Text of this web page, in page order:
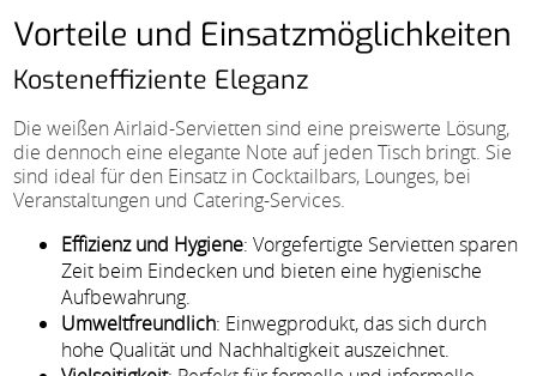
Vorteile und Einsatzmöglichkeiten
Kosteneffiziente Eleganz
Die weißen Airlaid-Servietten sind eine preiswerte Lösung,
die dennoch eine elegante Note auf jeden Tisch bringt. Sie
sind ideal für den Einsatz in Cocktailbars, Lounges, bei
Veranstaltungen und Catering-Services.
Effizienz und Hygiene: Vorgefertigte Servietten sparen
Zeit beim Eindecken und bieten eine hygienische
Aufbewahrung.
Umweltfreundlich: Einwegprodukt, das sich durch
hohe Qualität und Nachhaltigkeit auszeichnet.